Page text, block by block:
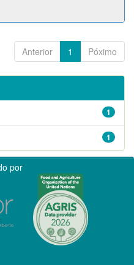
Anterior 1 Póximo
1
1
por